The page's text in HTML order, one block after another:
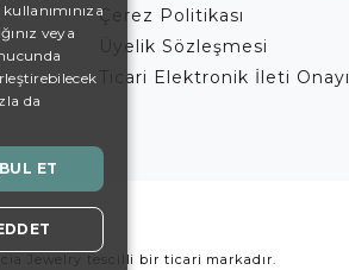
Çerez Politikası
Üyelik Sözleşmesi
Ticari Elektronik İleti Onayı
Jewelry tescilli bir ticari markadır.
EN
SWEDISH
TURKISH
veya
da
ET